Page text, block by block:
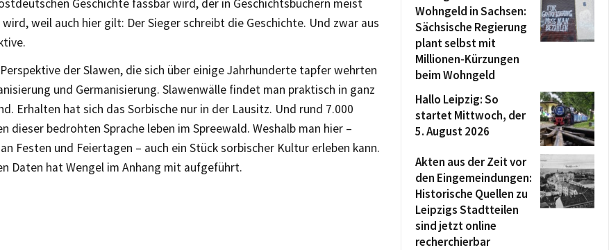
Geschichte fassbar wird, der in Geschichtsbüchern meist
weil auch hier gilt: Der Sieger schreibt die Geschichte. Und zwar aus
der Slawen, die sich über einige Jahrhunderte tapfer wehrten
und Germanisierung. Slawenwälle findet man praktisch in ganz
Erhalten hat sich das Sorbische nur in der Lausitz. Und rund 7.000
dieser bedrohten Sprache leben im Spreewald. Weshalb man hier –
Festen und Feiertagen – auch ein Stück sorbischer Kultur erleben kann.
Daten hat Wengel im Anhang mit aufgeführt.
Wohngeld in Sachsen:
Sächsische Regierung
plant selbst mit
Millionen-Kürzungen
beim Wohngeld
Hallo Leipzig: So
startet Mittwoch, der
5. August 2026
Akten aus der Zeit vor
den Eingemeindungen:
Historische Quellen zu
Leipzigs Stadtteilen
sind jetzt online
recherchierbar